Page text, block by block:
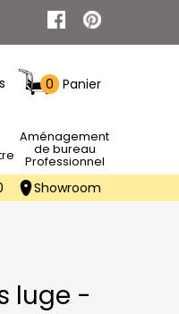
0 Panier
Aménagement
de bureau
Professionnel
Showroom
luge -